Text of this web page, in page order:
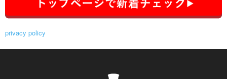
privacy policy